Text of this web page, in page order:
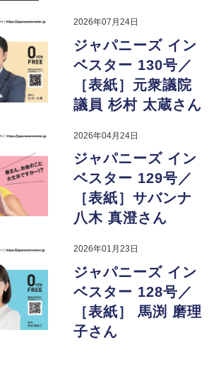
2026年07月24日
ジャパニーズ イン
ベスター 130号／
［表紙］元衆議院
議員 杉村 太蔵さん
2026年04月24日
ジャパニーズ イン
ベスター 129号／
［表紙］サバンナ
八木 真澄さん
2026年01月23日
ジャパニーズ イン
ベスター 128号／
［表紙］ 馬渕 磨理
子さん